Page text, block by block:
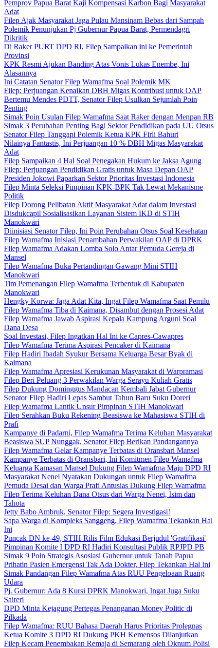
Pemprov Papua Barat Kaji Kompensasi Karbon Bagi Masyarakat
Adat
Filep Ajak Masyarakat Jaga Pulau Mansinam Bebas dari Sampah
Polemik Penunjukan Pj Gubernur Papua Barat, Permendagri
Dikritik
Di Raker PURT DPD RI, Filep Sampaikan ini ke Pemerintah
Provinsi
KPK Resmi Ajukan Banding Atas Vonis Lukas Enembe, Ini
Alasannya
Ini Catatan Senator Filep Wamafma Soal Polemik MK
Filep: Perjuangan Kenaikan DBH Migas Kontribusi untuk OAP
Bertemu Mendes PDTT, Senator Filep Usulkan Sejumlah Poin
Penting
Simak Poin Usulan Filep Wamafma Saat Raker dengan Menpan RB
Simak 3 Perubahan Penting Bagi Sektor Pendidikan pada UU Otsus
Senator Filep Tanggapi Polemik Ketua KPK Firli Bahuri
Nilainya Fantastis, Ini Perjuangan 10 % DBH Migas Masyarakat
Adat
Filep Sampaikan 4 Hal Soal Penegakan Hukum ke Jaksa Agung
Filep: Perjuangan Pendidikan Gratis untuk Masa Depan OAP
Presiden Jokowi Paparkan Sektor Prioritas Investasi Indonesia
Filep Minta Seleksi Pimpinan KPK-BPK Tak Lewat Mekanisme
Politik
Filep Dorong Pelibatan Aktif Masyarakat Adat dalam Investasi
Disdukcapil Sosialisasikan Layanan Sistem IKD di STIH
Manokwari
Diinisiasi Senator Filep, Ini Poin Perubahan Otsus Soal Kesehatan
Filep Wamafma Inisiasi Penambahan Perwakilan OAP di DPRK
Filep Wamafma Adakan Lomba Solo Antar Pemuda Gereja di
Mansel
Filep Wamafma Buka Pertandingan Gawang Mini STIH
Manokwari
Tim Pemenangan Filep Wamafma Terbentuk di Kabupaten
Manokwari
Hengky Korwa: Jaga Adat Kita, Ingat Filep Wamafma Saat Pemilu
Filep Wamafma Tiba di Kaimana, Disambut dengan Prosesi Adat
Filep Wamafma Jawab Aspirasi Kepala Kampung Arguni Soal
Dana Desa
Soal Investasi, Filep Ingatkan Hal Ini ke Capres-Cawapres
Filep Wamafma Terima Aspirasi Pencaker di Kaimana
Filep Hadiri Ibadah Syukur Bersama Keluarga Besar Byak di
Kaimana
Filep Wamafma Apresiasi Kerukunan Masyarakat di Warpramasi
Filep Beri Peluang 3 Perwakilan Warga Serayu Kuliah Gratis
Filep Dukung Dominggus Mandacan Kembali Jabat Gubernur
Senator Filep Hadiri Lepas Sambut Tahun Baru Suku Doreri
Filep Wamafma Lantik Unsur Pimpinan STIH Manokwari
Filep Serahkan Buku Rekening Beasiswa ke Mahasiswa STIH di
Prafi
Kampanye di Padarni, Filep Wamafma Terima Keluhan Masyarakat
Beasiswa SUP Nunggak, Senator Filep Berikan Pandangannya
Filep Wamafma Gelar Kampanye Terbatas di Oransbari Mansel
Kampanye Terbatas di Oransbari, Ini Komitmen Filep Wamafma
Keluarga Kamasan Mansel Dukung Filep Wamafma Maju DPD RI
Masyarakat Nenei Nyatakan Dukungan untuk Filep Wamafma
Pemuda Desai dan Warga Prafi Antusias Dukung Filep Wamafma
Filep Terima Keluhan Dana Otsus dari Warga Nenei, Isim dan
Tahota
Jetty Babo Ambruk, Senator Filep: Segera Investigasi!
Sapa Warga di Kompleks Sanggeng, Filep Wamafma Tekankan Hal
Ini
Puncak DN ke-49, STIH Rilis Film Edukasi Berjudul 'Gratifikasi'
Pimpinan Komite I DPD RI Hadiri Konsultasi Publik RPJPD PB
Simak 9 Poin Strategis Asosiasi Gubernur untuk Tanah Papua
Prihatin Pasien Emergensi Tak Ada Dokter, Filep Tekankan Hal Ini
Simak Pandangan Filep Wamafma Atas RUU Pengeloaan Ruang
Udara
Pj. Gubernur: Ada 8 Kursi DPRK Manokwari, Ingat Juga Suku
Saireri
DPD Minta Kejagung Pertegas Penanganan Money Politic di
Pilkada
Filep Wamafma: RUU Bahasa Daerah Harus Prioritas Prolegnas
Ketua Komite 3 DPD RI Dukung PKH Kemensos Dilanjutkan
Filep Kecam Penembakan Remaja di Semarang oleh Oknum Polisi